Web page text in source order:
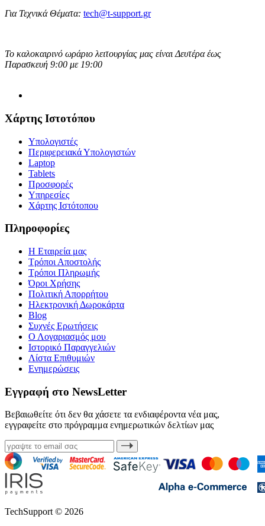
Για Τεχνικά Θέματα: tech@t-support.gr
Το καλοκαιρινό ωράριο λειτουργίας μας είναι Δευτέρα έως
Παρασκευή 9:00 με 19:00
Χάρτης Ιστοτόπου
Υπολογιστές
Περιφερειακά Υπολογιστών
Laptop
Tablets
Προσφορές
Υπηρεσίες
Χάρτης Ιστότοπου
Πληροφορίες
Η Εταιρεία μας
Τρόποι Αποστολής
Τρόποι Πληρωμής
Όροι Χρήσης
Πολιτική Απορρήτου
Ηλεκτρονική Δωροκάρτα
Blog
Συχνές Ερωτήσεις
Ο Λογαριασμός μου
Ιστορικό Παραγγελιών
Λίστα Επιθυμιών
Ενημερώσεις
Εγγραφή στο NewsLetter
Βεβαιωθείτε ότι δεν θα χάσετε τα ενδιαφέροντα νέα μας,
εγγραφείτε στο πρόγραμμα ενημερωτικών δελτίων μας
TechSupport © 2026